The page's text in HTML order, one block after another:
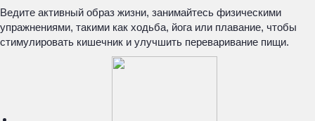
Ведите активный образ жизни, занимайтесь физическими
упражнениями, такими как ходьба, йога или плавание, чтобы
стимулировать кишечник и улучшить переваривание пищи.